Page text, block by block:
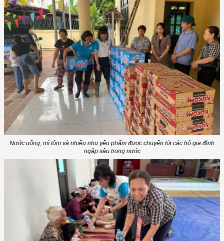
Nước uống, mì tôm và nhiều nhu yếu phẩm được chuyển tới các hộ gia đình
ngập sâu trong nước